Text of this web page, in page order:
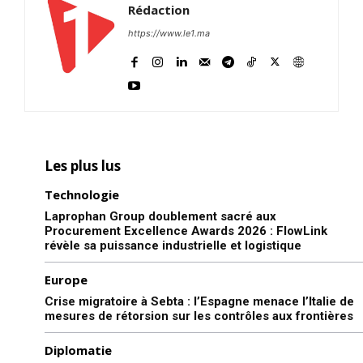
Rédaction
https://www.le1.ma
Les plus lus
Technologie
Laprophan Group doublement sacré aux
Procurement Excellence Awards 2026 : FlowLink
révèle sa puissance industrielle et logistique
Europe
Crise migratoire à Sebta : l’Espagne menace l’Italie de
mesures de rétorsion sur les contrôles aux frontières
Diplomatie